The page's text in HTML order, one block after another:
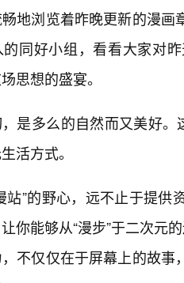
地浏览着昨晚更新的漫
同好小组，看看大家对
思想的盛宴。
是多么的自然而又美好。
活方式。
站”的野心，远不止于提
你能够从“漫步”于二次元
不仅仅在于屏幕上的故